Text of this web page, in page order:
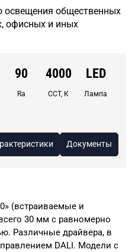
освещения общественных
офисных и иных
90
Ra
4000
CCT, К
LED
Лампа
Документы
(встраиваемые и
30 мм с равномерно
Различные драйвера, в
DALI. Модели с